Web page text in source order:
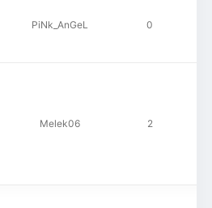
PiNk_AnGeL 0
Melek06 2